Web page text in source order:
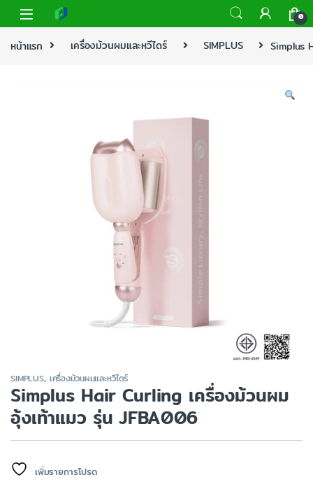
0
หน้าแรก เครื่องม้วนผมและหวีไดร์ SIMPLUS Simplus
SIMPLUS, เครื่องม้วนผมและหวีไดร์
Simplus Hair Curling เครื่องม้วนผม
อุ้งเท้าแมว รุ่น JFBA006
เพิ่มรายการโปรด